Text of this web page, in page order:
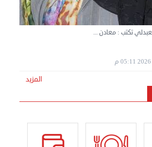
فك وتركيب ...
تكتب : معادن ...
المزيد